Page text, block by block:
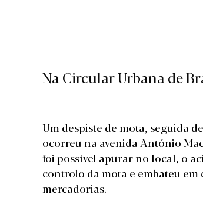
Na Circular Urbana de
Um despiste de mota, seguida
ocorreu na avenida António
foi possível apurar no local, o
controlo da mota e embateu
mercadorias.